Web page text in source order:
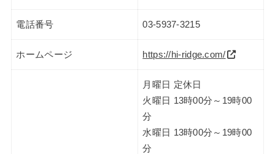
電話番号 03-5937-3215
ホームページ https://hi-ridge.com/
月曜日 定休日
火曜日 13時00分～19時00
分
水曜日 13時00分～19時00
分